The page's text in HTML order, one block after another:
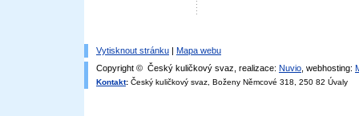
Vytisknout stránku | Mapa webu
Copyright © Český kuličkový svaz, realizace: Nuvio , webhosting:
Kontakt: Český kuličkový svaz, Boženy Němcové 318, 250 82 Úvaly